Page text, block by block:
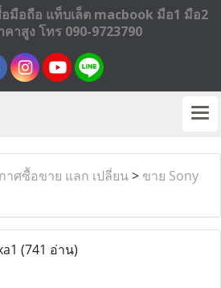
มือถือ แท็บเล็ต macbook มือ1 มือ2
าสูง โทร 090-9723790
าศซื้อขาย แลก เปลี่ยน> ขาย Sony
(741 อ่าน)